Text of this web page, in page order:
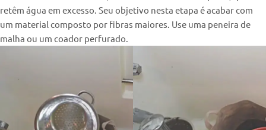
retêm água em excesso. Seu objetivo nesta etapa é acabar com
um material composto por fibras maiores. Use uma peneira de
malha ou um coador perfurado.